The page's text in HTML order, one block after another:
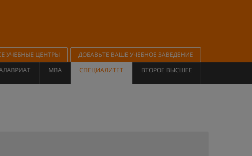
УЧЕБНЫЕ ЦЕНТРЫ
ДОБАВЬТЕ ВАШЕ УЧЕБНОЕ ЗАВЕДЕНИЕ
MBA СПЕЦИАЛИТЕТ ВТОРОЕ ВЫСШЕЕ